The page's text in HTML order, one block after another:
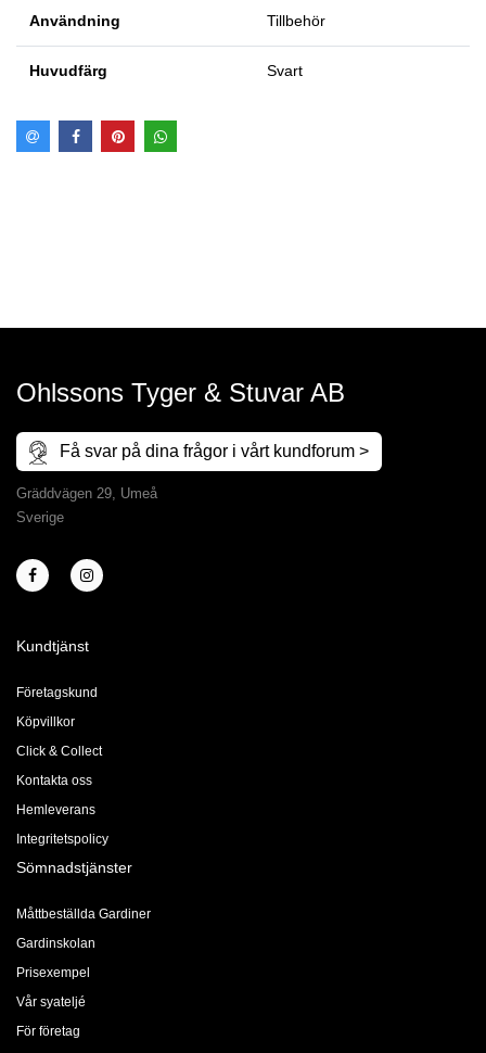
Användning Tillbehör
Huvudfärg Svart
Ohlssons Tyger & Stuvar AB
Få svar på dina frågor i vårt kundforum >
Gräddvägen 29, Umeå
Sverige
Kundtjänst
Företagskund
Köpvillkor
Click & Collect
Kontakta oss
Hemleverans
Integritetspolicy
Sömnadstjänster
Måttbeställda Gardiner
Gardinskolan
Prisexempel
Vår syateljé
För företag